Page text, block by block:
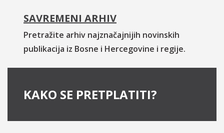
SAVREMENI ARHIV
Pretražite arhiv najznačajnijih novinskih
publikacija iz Bosne i Hercegovine i regije.
KAKO SE PRETPLATITI?